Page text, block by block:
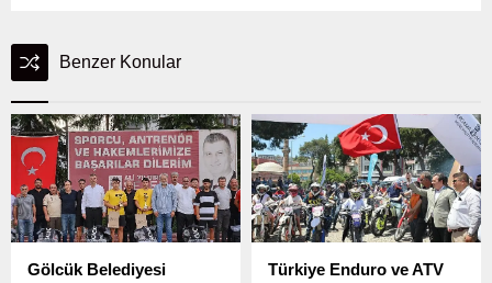
Benzer Konular
Gölcük Belediyesi
Türkiye Enduro ve ATV